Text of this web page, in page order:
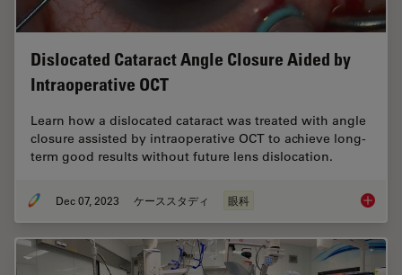
Dislocated Cataract Angle Closure Aided by
Intraoperative OCT
Learn how a dislocated cataract was treated with angle
closure assisted by intraoperative OCT to achieve long-
term good results without future lens dislocation.
Dec 07, 2023 ケーススタディ 眼科